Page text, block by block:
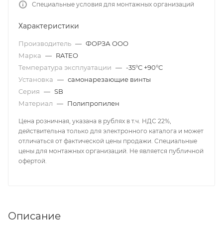
Специальные условия для монтажных организаций
Характеристики
Производитель — ФОРЗА ООО
Марка — RATEO
Температура эксплуатации — -35°С +90°С
Установка — самонарезающие винты
Серия — SB
Материал — Полипропилен
Цена розничная, указана в рублях в т.ч. НДС 22%,
действительна только для электронного каталога и может
отличаться от фактической цены продажи. Специальные
цены для монтажных организаций. Не является публичной
офертой.
Описание